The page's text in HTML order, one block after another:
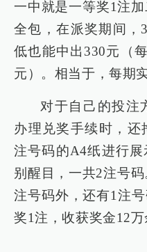
一中就是一等奖1注
全包，在派奖期间，
低也能中出330元（
元）。相当于，每期
对于自己的投注
办理兑奖手续时，还
注号码的A4纸进行
别醒目，一共2注号
注号码外，还有1注
奖1注，收获奖金12万